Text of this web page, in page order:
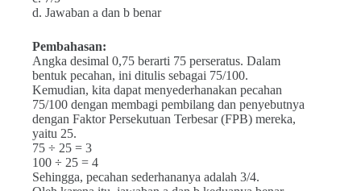
d. Jawaban a dan b benar
Pembahasan:
Angka desimal 0,75 berarti 75 perseratus. Dalam
bentuk pecahan, ini ditulis sebagai 75/100.
Kemudian, kita dapat menyederhanakan pecahan
75/100 dengan membagi pembilang dan penyebutnya
dengan Faktor Persekutuan Terbesar (FPB) mereka,
yaitu 25.
75 ÷ 25 = 3
100 ÷ 25 = 4
Sehingga, pecahan sederhananya adalah 3/4.